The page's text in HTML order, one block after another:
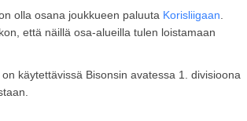
olla osana joukkueen paluuta Korisliigaan
että näillä osa-alueilla tulen loistamaan
käytettävissä Bisonsin avatessa 1. divisioona